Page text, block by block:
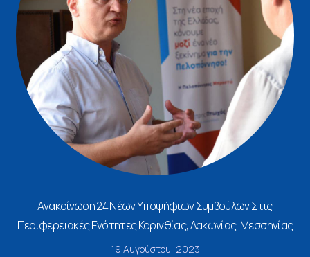
Ανακοίνωση 24 Νέων Υποψήφιων Συμβούλων Στις
Περιφερειακές Ενότητες Κορινθίας, Λακωνίας, Μεσσηνίας
19 Αυγούστου, 2023